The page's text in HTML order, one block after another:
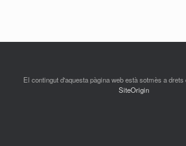
El contingut d'aquesta pàgina web està sotmès a drets
SiteOrigin